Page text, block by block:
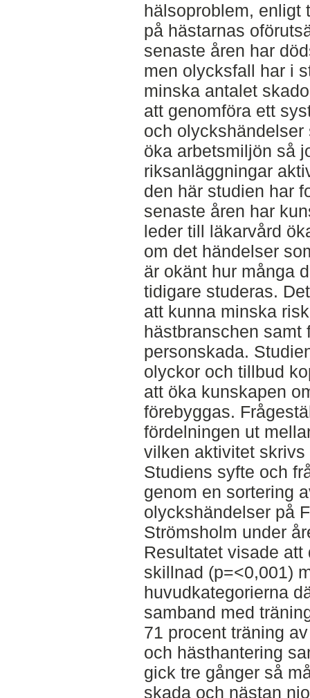
hälsoproblem, enligt
på hästarnas
senaste åren har
men olycksfall har i
minska antalet
att genomföra ett
och
öka arbetsmiljön så
riksanläggningar
den här studien har
senaste åren har
leder till läkarvård
om det händelser
är okänt hur många
tidigare studeras.
att kunna minska
hästbranschen samt
personskada.
olyckor och tillbud
att öka kunskapen
förebyggas.
fördelningen ut
vilken aktivitet
Studiens syfte och
genom en sortering
olyckshändelser på
Strömsholm under
Resultatet visade
skillnad (p=<0,001)
huvudkategorierna
samband med
71 procent träning
och hästhantering
gick tre gånger så
skada och nästan